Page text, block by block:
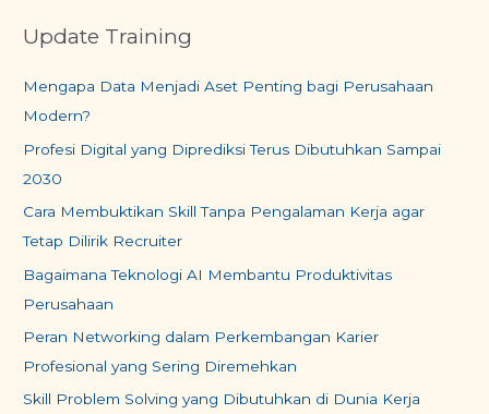
Update Training
Mengapa Data Menjadi Aset Penting bagi Perusahaan
Modern?
Profesi Digital yang Diprediksi Terus Dibutuhkan Sampai
2030
Cara Membuktikan Skill Tanpa Pengalaman Kerja agar
Tetap Dilirik Recruiter
Bagaimana Teknologi AI Membantu Produktivitas
Perusahaan
Peran Networking dalam Perkembangan Karier
Profesional yang Sering Diremehkan
Skill Problem Solving yang Dibutuhkan di Dunia Kerja